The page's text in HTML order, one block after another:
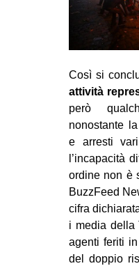
Così si
attività
però
nonostante
e arresti
l’incapacità
ordine non è
BuzzFeed
cifra
i media della
agenti feriti
del doppio